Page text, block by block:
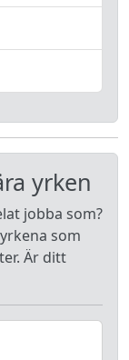
yrken
jobba som?
som
Är ditt